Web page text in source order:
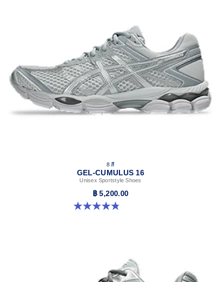
8 สี
GEL-CUMULUS 16
Unisex Sportstyle Shoes
฿ 5,200.00
4.8 จาก 5 ดาว 224 รีวิว